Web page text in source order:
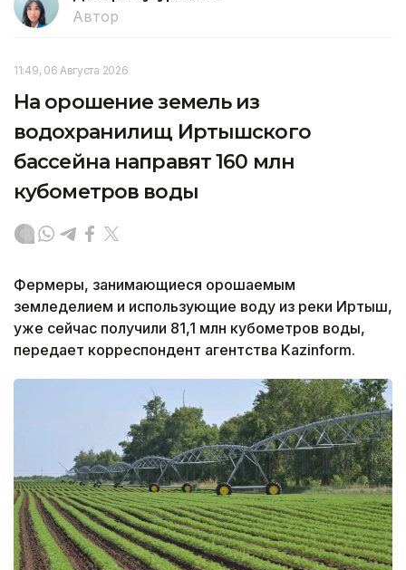
Автор
11:49, 06 Августа 2026
На орошение земель из
водохранилищ Иртышского
бассейна направят 160 млн
кубометров воды
Фермеры, занимающиеся орошаемым
земледелием и использующие воду из реки Иртыш,
уже сейчас получили 81,1 млн кубометров воды,
передает корреспондент агентства Kazinform.